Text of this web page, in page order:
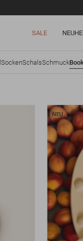
SALE
SockenSchalsSchmuck
NEU